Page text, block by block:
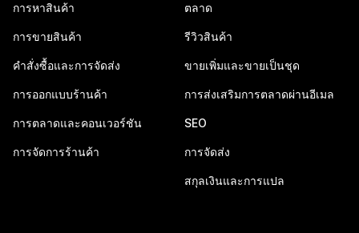
การหาสินค้า
การขายสินค้า
คำสั่งซื้อและการจัดส่ง
การออกแบบร้านค้า
การตลาดและคอนเวอร์ชัน
การจัดการร้านค้า
ตลาด
รีวิวสินค้า
ขายเพิ่มและขายเป็นชุด
การส่งเสริมการตลาดผ่านอีเมล
SEO
การจัดส่ง
สกุลเงินและการแปล